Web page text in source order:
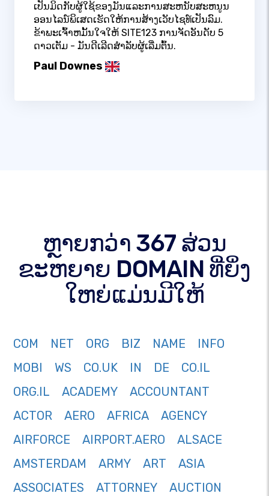
ເປັນມິດກັບຜູ້ໃຊ້ຂອງມັນແລະການສະຫນັບສະຫນູນ
ອອນໄລນ໌ພິເສດເຮັດໃຫ້ການສ້າງເວັບໄຊທ໌ເປັນລົມ.
ຂ້າພະເຈົ້າຫມັ້ນໃຈໃຫ້ SITE123 ການຈັດອັນດັບ 5
ດາວເຕັມ - ມັນດີເລີດສໍາລັບຜູ້ເລີ່ມຕົ້ນ.
Paul Downes
ຫຼາຍກວ່າ 367 ສ່ວນ
ຂະຫຍາຍ DOMAIN ທີ່ຍິ່ງ
ໃຫຍ່ແມ່ນມີໃຫ້
COM NET ORG BIZ NAME
INFO
MOBI
WS CO.UK IN DE
CO.IL
ORG.IL
ACADEMY
ACCOUNTANT
ACTOR
AERO AFRICA
AGENCY
AIRFORCE
AIRPORT.AERO
ALSACE
AMSTERDAM
ARMY ART
ASIA
ASSOCIATES
ATTORNEY
AUCTION